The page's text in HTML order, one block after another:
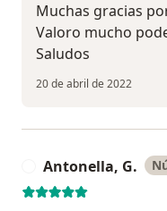
Muchas gracias
Valoro mucho
Saludos
20 de abril de 2022
Antonella, G.